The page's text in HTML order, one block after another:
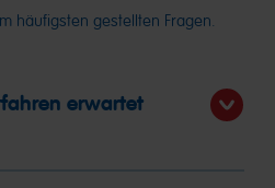
häufigsten gestellten Fragen.
erwartet